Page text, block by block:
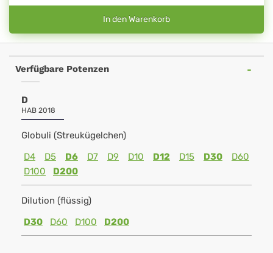
In den Warenkorb
Verfügbare Potenzen
D
HAB 2018
Globuli (Streukügelchen)
D4
D5 D6 D7 D9 D10 D12 D15 D30
D60
D100
D200
Dilution (flüssig)
D30
D60 D100 D200